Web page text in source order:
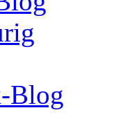
Blog